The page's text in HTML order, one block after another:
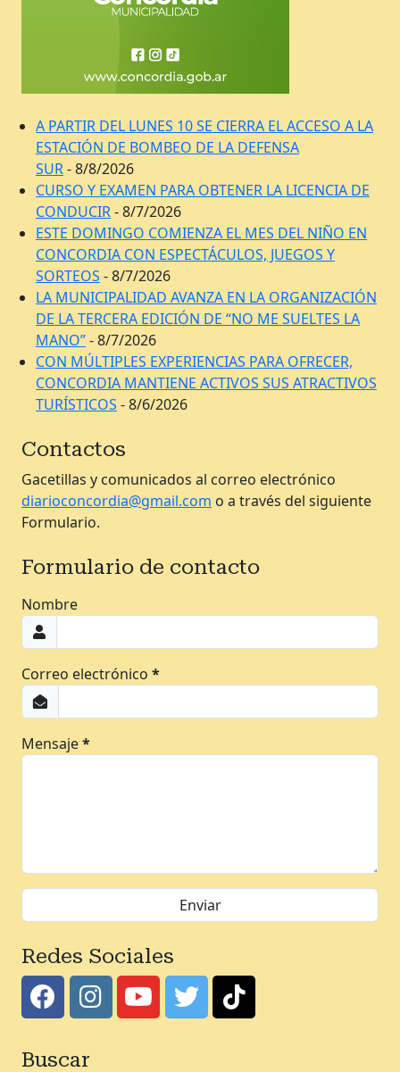
A PARTIR DEL LUNES 10 SE CIERRA EL ACCESO A LA
ESTACIÓN DE BOMBEO DE LA DEFENSA
SUR- 8/8/2026
CURSO Y EXAMEN PARA OBTENER LA LICENCIA DE
CONDUCIR- 8/7/2026
ESTE DOMINGO COMIENZA EL MES DEL NIÑO EN
CONCORDIA CON ESPECTÁCULOS, JUEGOS Y
SORTEOS - 8/7/2026
LA MUNICIPALIDAD AVANZA EN LA ORGANIZACIÓN
DE LA TERCERA EDICIÓN DE “NO ME SUELTES LA
MANO”- 8/7/2026
CON MÚLTIPLES EXPERIENCIAS PARA OFRECER,
CONCORDIA MANTIENE ACTIVOS SUS ATRACTIVOS
TURÍSTICOS - 8/6/2026
Contactos
Gacetillas y comunicados al correo electrónico
diarioconcordia@gmail.com o a través del siguiente
Formulario.
Formulario de contacto
Nombre
Correo electrónico *
Mensaje*
Redes Sociales
Buscar